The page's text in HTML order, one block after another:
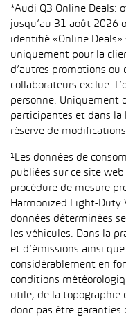
*Audi Q3 Online Deals:
jusqu’au 31 août 2026
identifié «Online
uniquement pour la
d’autres promotions
collaborateurs exclue.
personne. Uniquement
participantes et dans la
réserve de
¹Les données de
publiées sur ce site
procédure de mesure
Harmonized Light-Duty
données déterminées
les véhicules. Dans la
et d’émissions ainsi
considérablement en
conditions
utile, de la topographie
donc pas être